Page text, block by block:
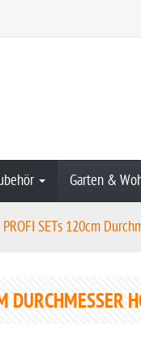
Garten &
PROFI SETs 120cm
DURCHMESSER